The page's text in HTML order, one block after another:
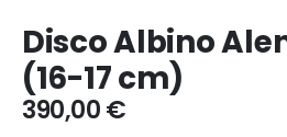
Disco Albino
(16-17 cm)
390,00€